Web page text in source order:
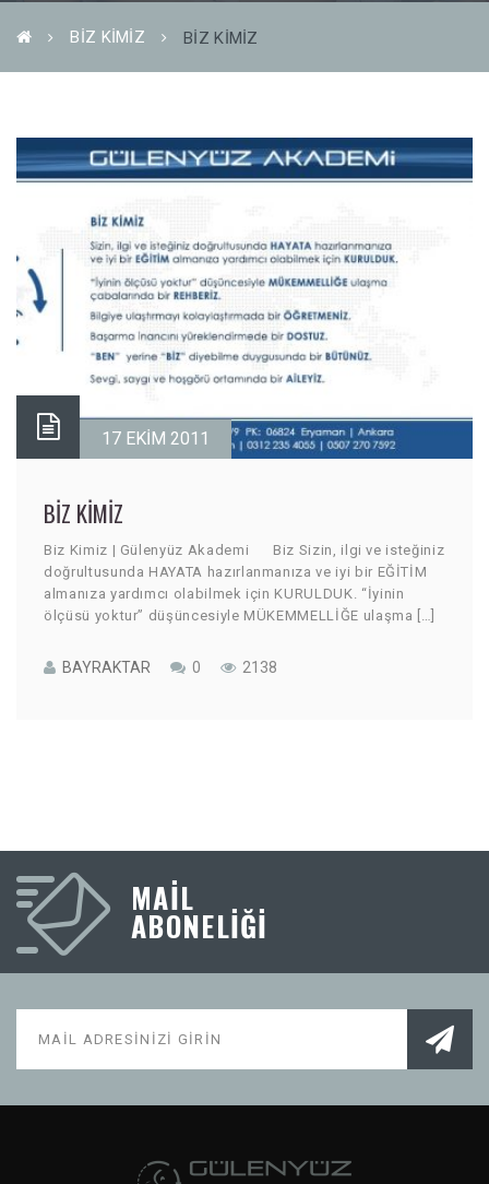
BİZ KİMİZ BIZ KIMIZ
17 EKIM 2011
BIZ KIMIZ
Biz Kimiz | Gülenyüz Akademi Biz Sizin, ilgi ve isteğiniz
doğrultusunda HAYATA hazırlanmanıza ve iyi bir EĞİTİM
almanıza yardımcı olabilmek için KURULDUK. “İyinin
ölçüsü yoktur” düşüncesiyle MÜKEMMELLİĞE ulaşma […]
BAYRAKTAR 0 2138
MAIL
ABONELİĞİ